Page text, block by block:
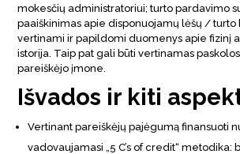
mokesčių administratoriui; turto pardavimo
paaiškinimas apie disponuojamų lėšų / turto
vertinami ir papildomi duomenys apie fizinį
istorija. Taip pat gali būti vertinamas
pareiškėjo įmone.
Išvados ir kiti
Vertinant pareiškėjų pajėgumą finansuoti
vadovaujamasi „5 C’s of credit“ metodika: